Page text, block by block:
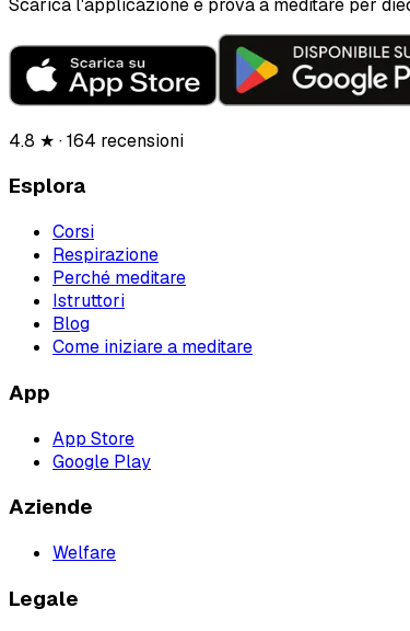
4.8 ★ · 164 recensioni
Esplora
Corsi
Respirazione
Perché meditare
Istruttori
Blog
Come iniziare a meditare
App
App Store
Google Play
Aziende
Welfare
Legale